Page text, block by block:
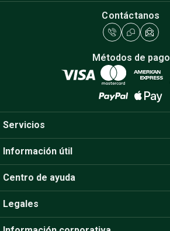
Contáctanos
Métodos de pago
Servicios
Legales
Información útil
Centro de ayuda